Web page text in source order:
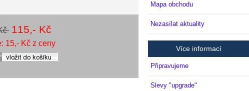
115,- Kč
15,- Kč z ceny
Mapa obchodu
Nezasílat aktuality
Více informací
Připravujeme
Slevy "upgrade"